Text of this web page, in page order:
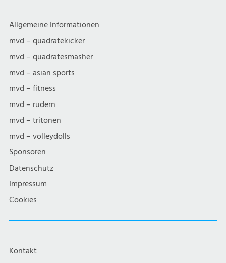
Allgemeine Informationen
mvd – quadratekicker
mvd – quadratesmasher
mvd – asian sports
mvd – fitness
mvd – rudern
mvd – tritonen
mvd – volleydolls
Sponsoren
Datenschutz
Impressum
Cookies
Kontakt